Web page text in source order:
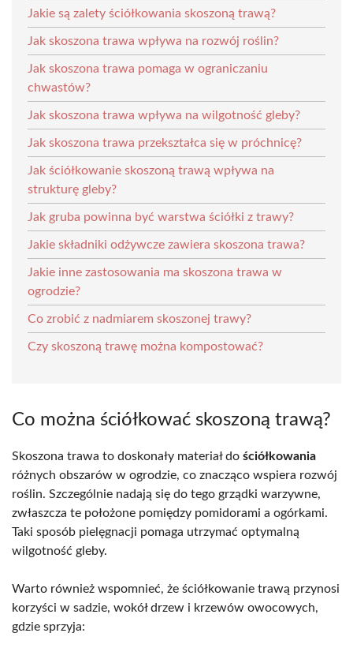
Jakie są zalety ściółkowania skoszoną trawą?
Jak skoszona trawa wpływa na rozwój roślin?
Jak skoszona trawa pomaga w ograniczaniu
chwastów?
Jak skoszona trawa wpływa na wilgotność gleby?
Jak skoszona trawa przekształca się w próchnicę?
Jak ściółkowanie skoszoną trawą wpływa na
strukturę gleby?
Jak gruba powinna być warstwa ściółki z trawy?
Jakie składniki odżywcze zawiera skoszona trawa?
Jakie inne zastosowania ma skoszona trawa w
ogrodzie?
Co zrobić z nadmiarem skoszonej trawy?
Czy skoszoną trawę można kompostować?
Co można ściółkować skoszoną trawą?
Skoszona trawa to doskonały materiał do ściółkowania
różnych obszarów w ogrodzie, co znacząco wspiera rozwój
roślin. Szczególnie nadają się do tego grządki warzywne,
zwłaszcza te położone pomiędzy pomidorami a ogórkami.
Taki sposób pielęgnacji pomaga utrzymać optymalną
wilgotność gleby.
Warto również wspomnieć, że ściółkowanie trawą przynosi
korzyści w sadzie, wokół drzew i krzewów owocowych,
gdzie sprzyja: